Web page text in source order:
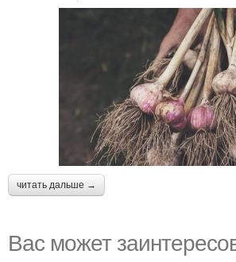
читать дальше →
Вас может